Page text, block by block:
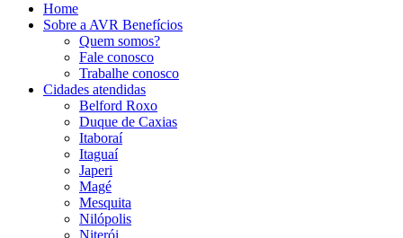
Home
Sobre a AVR Benefícios
Quem somos?
Fale conosco
Trabalhe conosco
Cidades atendidas
Belford Roxo
Duque de Caxias
Itaboraí
Itaguaí
Japeri
Magé
Mesquita
Nilópolis
Niterói